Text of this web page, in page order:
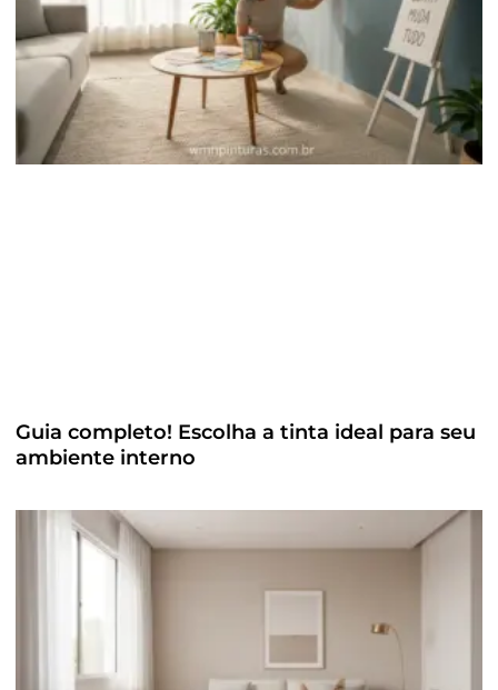
Guia completo! Escolha a tinta ideal para seu
ambiente interno